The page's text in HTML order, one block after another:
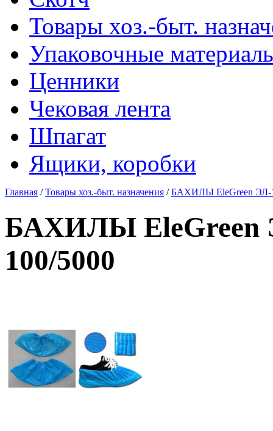
Товары хоз.-быт.
Упаковочные
Ценники
Чековая лента
Шпагат
Ящики, коробки
Главная /Товары хоз.-быт. назначения /БАХИЛЫ EleGreen ЭЛ-
БАХИЛЫ EleGreen
100/5000